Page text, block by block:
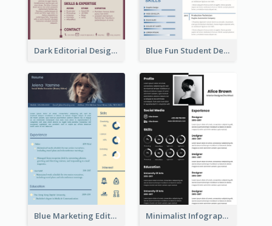
Dark Editorial Designer Resume Blue Fun Student Designer Resume
Blue Marketing Editor Resume Minimalist Infographic Resume